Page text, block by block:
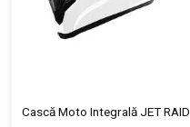
Cască Moto Integrală JET RAID